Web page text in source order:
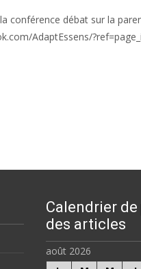
conférence débat sur la
AdaptEssens/
Calendrier
des articles
août 2026